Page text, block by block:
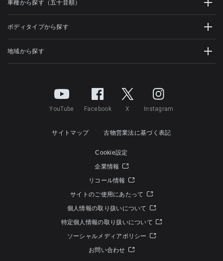
車種から探す（五十音順）
ボディタイプから探す
地域から探す
YouTube Facebook X Instagram
サイトマップ 古物営業法に基づく表記
Cookie設定
企業情報
リコール情報
サイトのご使用にあたって
個人情報の取り扱いについて
特定個人情報の取り扱いについて
ソーシャルメディアポリシー
お問い合わせ